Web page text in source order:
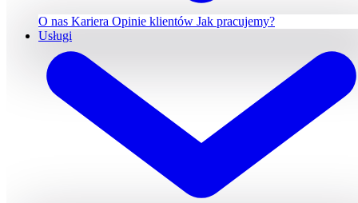
O nas Kariera Opinie klientów Jak pracujemy?
Usługi